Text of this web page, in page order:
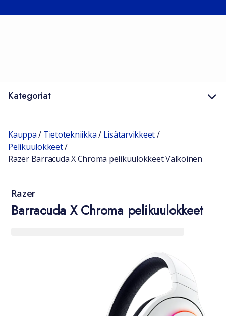
Kategoriat
Kauppa/ Tietotekniikka/ Lisätarvikkeet/
Pelikuulokkeet/
Razer Barracuda X Chroma pelikuulokkeet Valkoinen
Razer
Barracuda X Chroma pelikuulokkeet